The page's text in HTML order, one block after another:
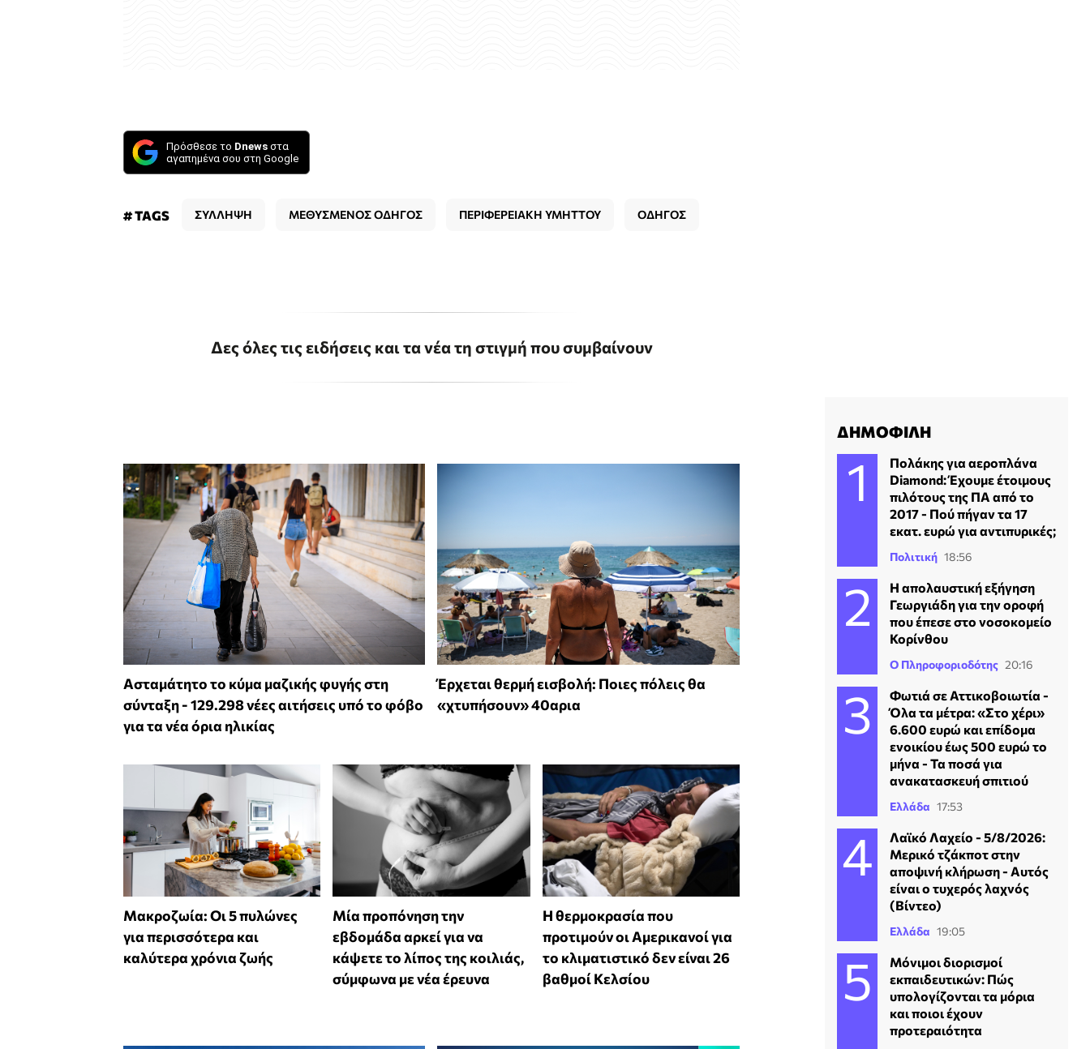
Πρόσθεσε το Dnews στα
αγαπημένα σου στη Google
# TAGS ΣΥΛΛΗΨΗ ΜΕΘΥΣΜΕΝΟΣ ΟΔΗΓΟΣ ΠΕΡΙΦΕΡΕΙΑΚΗ ΥΜΗΤΤΟΥ ΟΔΗΓΟΣ
Δες όλες τις ειδήσεις και τα νέα τη στιγμή που συμβαίνουν
Ασταμάτητο το κύμα μαζικής φυγής στη
σύνταξη - 129.298 νέες αιτήσεις υπό το φόβο
για τα νέα όρια ηλικίας
Έρχεται θερμή εισβολή: Ποιες πόλεις θα
«χτυπήσουν» 40αρια
Mακροζωία: Οι 5 πυλώνες
για περισσότερα και
καλύτερα χρόνια ζωής
Μία προπόνηση την
εβδομάδα αρκεί για να
κάψετε το λίπος της κοιλιάς,
σύμφωνα με νέα έρευνα
Η θερμοκρασία που
προτιμούν οι Αμερικανοί για
το κλιματιστικό δεν είναι 26
βαθμοί Κελσίου
ΔΗΜΟΦΙΛΗ
Πολάκης για αεροπλάνα
Diamond: Έχουμε έτοιμους
πιλότους της ΠΑ από το
2017 - Πού πήγαν τα 17
εκατ. ευρώ για αντιπυρικές;
Πολιτική 18:56
Η απολαυστική εξήγηση
Γεωργιάδη για την οροφή
που έπεσε στο νοσοκομείο
Κορίνθου
Ο Πληροφοριοδότης 20:16
Φωτιά σε Αττικοβοιωτία -
Όλα τα μέτρα: «Στο χέρι»
6.600 ευρώ και επίδομα
ενοικίου έως 500 ευρώ το
μήνα - Τα ποσά για
ανακατασκευή σπιτιού
Ελλάδα 17:53
Λαϊκό Λαχείο - 5/8/2026:
Μερικό τζάκποτ στην
αποψινή κλήρωση - Αυτός
είναι ο τυχερός λαχνός
(Βίντεο)
Ελλάδα 19:05
Μόνιμοι διορισμοί
εκπαιδευτικών: Πώς
υπολογίζονται τα μόρια
και ποιοι έχουν
προτεραιότητα